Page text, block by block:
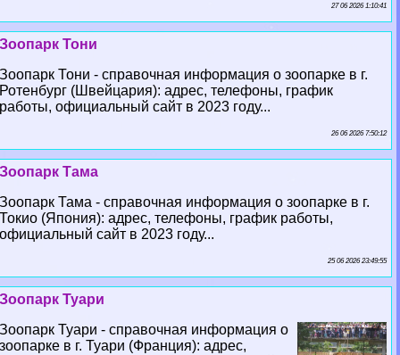
27 06 2026 1:10:41
Зоопарк Тони
Зоопарк Тони - справочная информация о зоопарке в г.
Ротенбург (Швейцария): адрес, телефоны, график
работы, официальный сайт в 2023 году...
26 06 2026 7:50:12
Зоопарк Тама
Зоопарк Тама - справочная информация о зоопарке в г.
Токио (Япония): адрес, телефоны, график работы,
официальный сайт в 2023 году...
25 06 2026 23:49:55
Зоопарк Туари
Зоопарк Туари - справочная информация о
зоопарке в г. Туари (Франция): адрес,